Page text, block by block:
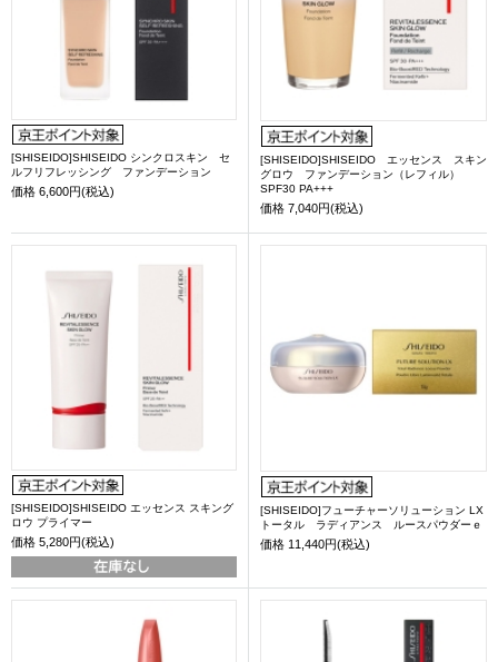
[SHISEIDO]SHISEIDO シンクロスキン セ
ルフリフレッシング ファンデーション
価格 6,600円(税込)
[SHISEIDO]SHISEIDO エッセンス スキン
グロウ ファンデーション（レフィル）
SPF30 PA+++
価格 7,040円(税込)
[SHISEIDO]SHISEIDO エッセンス スキング
ロウ プライマー
価格 5,280円(税込)
[SHISEIDO]フューチャーソリューション LX
トータル ラディアンス ルースパウダーｅ
価格 11,440円(税込)